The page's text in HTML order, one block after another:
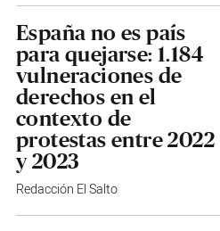
España no es país
para quejarse: 1.184
vulneraciones de
derechos en el
contexto de
protestas entre 2022
y 2023
Redacción El Salto